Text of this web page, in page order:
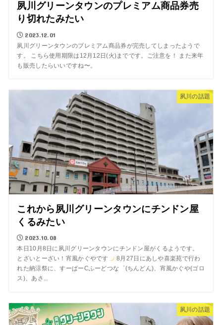
夙川グリーンタウンのプレミアム商品券売
り切れたみたい
2023.12.01
夙川グリーンタウンのプレミアム商品券が完売してしまったようで
す。 こちら使用期限は12月12日(火)までです。ご注意を！ また来年
も販売したらいいですね〜。
夙川の話題
これから夙川グリーンタウンにチンドン屋
くるみたい
2023.10.08
本日10月8日に夙川グリーンタウンにチンドン屋がくるようです。
とざいとーざい！宵風かぐやです
8月27日にあしや喜楽苑で行わ
れた納涼祭に、すーぱーCふーどつな゜(ちんどん)、宵風かぐや(ゴロ
ス)、あさ...
夙川の話題